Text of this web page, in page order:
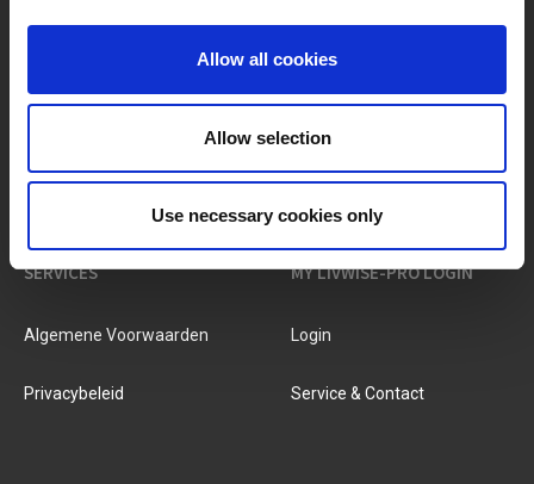
Allow all cookies
Allow selection
Use necessary cookies only
MERKEN & PRODUCTEN OVER LIVWISE
Ons Team
SERVICES
Algemene Voorwaarden
Privacybeleid
MY LIVWISE-PRO LOGIN
Login
Service & Contact